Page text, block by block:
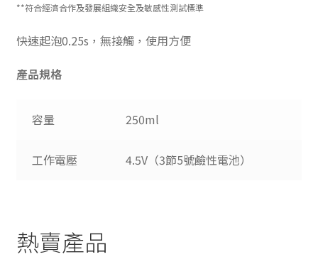
**符合經濟合作及發展組織安全及敏感性測試標準
快速起泡0.25s，無接觸，使用方便
產品規格
容量 250ml
工作電壓 4.5V（3節5號鹼性電池）
熱賣產品